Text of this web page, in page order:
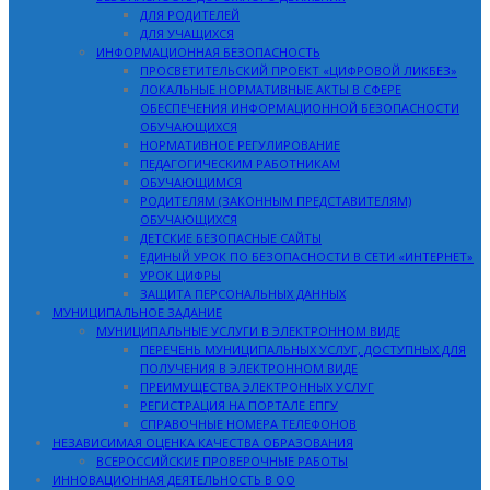
ДЛЯ РОДИТЕЛЕЙ
ДЛЯ УЧАЩИХСЯ
ИНФОРМАЦИОННАЯ БЕЗОПАСНОСТЬ
ПРОСВЕТИТЕЛЬСКИЙ ПРОЕКТ «ЦИФРОВОЙ ЛИКБЕЗ»
ЛОКАЛЬНЫЕ НОРМАТИВНЫЕ АКТЫ В СФЕРЕ
ОБЕСПЕЧЕНИЯ ИНФОРМАЦИОННОЙ БЕЗОПАСНОСТИ
ОБУЧАЮЩИХСЯ
НОРМАТИВНОЕ РЕГУЛИРОВАНИЕ
ПЕДАГОГИЧЕСКИМ РАБОТНИКАМ
ОБУЧАЮЩИМСЯ
РОДИТЕЛЯМ (ЗАКОННЫМ ПРЕДСТАВИТЕЛЯМ)
ОБУЧАЮЩИХСЯ
ДЕТСКИЕ БЕЗОПАСНЫЕ САЙТЫ
ЕДИНЫЙ УРОК ПО БЕЗОПАСНОСТИ В СЕТИ «ИНТЕРНЕТ»
УРОК ЦИФРЫ
ЗАЩИТА ПЕРСОНАЛЬНЫХ ДАННЫХ
МУНИЦИПАЛЬНОЕ ЗАДАНИЕ
МУНИЦИПАЛЬНЫЕ УСЛУГИ В ЭЛЕКТРОННОМ ВИДЕ
ПЕРЕЧЕНЬ МУНИЦИПАЛЬНЫХ УСЛУГ, ДОСТУПНЫХ ДЛЯ
ПОЛУЧЕНИЯ В ЭЛЕКТРОННОМ ВИДЕ
ПРЕИМУЩЕСТВА ЭЛЕКТРОННЫХ УСЛУГ
РЕГИСТРАЦИЯ НА ПОРТАЛЕ ЕПГУ
СПРАВОЧНЫЕ НОМЕРА ТЕЛЕФОНОВ
НЕЗАВИСИМАЯ ОЦЕНКА КАЧЕСТВА ОБРАЗОВАНИЯ
ВСЕРОССИЙСКИЕ ПРОВЕРОЧНЫЕ РАБОТЫ
ИННОВАЦИОННАЯ ДЕЯТЕЛЬНОСТЬ В ОО